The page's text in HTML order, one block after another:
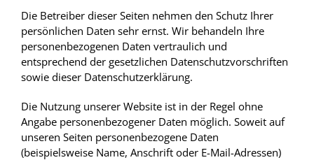
Die Betreiber dieser Seiten nehmen den Schutz Ihrer
persönlichen Daten sehr ernst. Wir behandeln Ihre
personenbezogenen Daten vertraulich und
entsprechend der gesetzlichen Datenschutzvorschriften
sowie dieser Datenschutzerklärung.
Die Nutzung unserer Website ist in der Regel ohne
Angabe personenbezogener Daten möglich. Soweit auf
unseren Seiten personenbezogene Daten
(beispielsweise Name, Anschrift oder E-Mail-Adressen)